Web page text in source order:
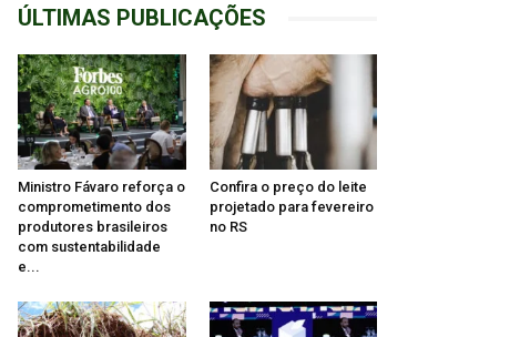
ÚLTIMAS PUBLICAÇÕES
Ministro Fávaro reforça o
comprometimento dos
produtores brasileiros
com sustentabilidade
e...
Confira o preço do leite
projetado para fevereiro
no RS